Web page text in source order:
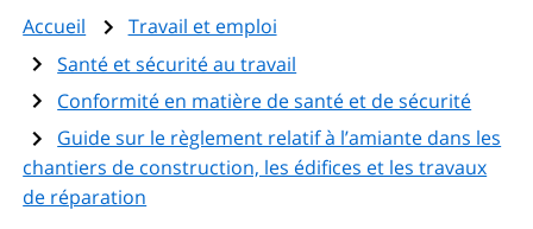
Accueil
Travail et emploi
Santé et sécurité au travail
Conformité en matière de santé et de sécurité
Guide sur le règlement relatif à l’amiante dans les
chantiers de construction, les édifices et les travaux
de réparation